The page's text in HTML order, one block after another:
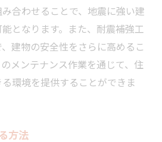
合わせることで、地震に強い建
となります。また、耐震補強工
建物の安全性をさらに高めるこ
メンテナンス作業を通じて、住
環境を提供することができま
方法